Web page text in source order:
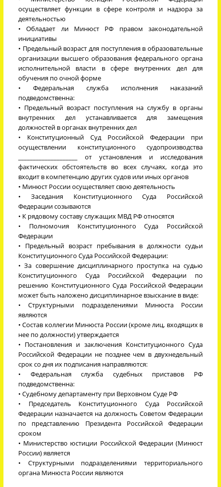
осуществляет функции в сфере контроля и надзора за
деятельностью
• Обладает ли Минюст РФ правом законодательной
инициативы
• Предельный возраст для поступления в образовательные
организации высшего образования федерального органа
исполнительной власти в сфере внутренних дел для
обучения по очной форме
• Федеральная служба исполнения наказаний
подведомственна:
• Предельный возраст поступления на службу в органы
внутренних дел устанавливается для замещения
должностей в органах внутренних дел
• Конституционный Суд Российской Федерации при
осуществлении конституционного судопроизводства
____________________ от установления и исследования
фактических обстоятельств во всех случаях, когда это
входит в компетенцию других судов или иных органов
• Минюст России осуществляет свою деятельность
• Заседания Конституционного Суда Российской
Федерации созываются
• К рядовому составу служащих МВД РФ относятся
• Полномочия Конституционного Суда Российской
Федерации
• Предельный возраст пребывания в должности судьи
Конституционного Суда Российской Федерации:
• За совершение дисциплинарного проступка на судью
Конституционного Суда Российской Федерации по
решению Конституционного Суда Российской Федерации
может быть наложено дисциплинарное взыскание в виде:
• Структурными подразделениями Минюста России
являются
• Состав коллегии Минюста России (кроме лиц, входящих в
нее по должности) утверждается
• Постановления и заключения Конституционного Суда
Российской Федерации не позднее чем в двухнедельный
срок со дня их подписания направляются:
• Федеральная служба судебных приставов РФ
подведомственна:
• Судебному департаменту при Верховном Суде РФ
• Председатель Конституционного Суда Российской
Федерации назначается на должность Советом Федерации
по представлению Президента Российской Федерации
сроком
• Министерство юстиции Российской Федерации (Минюст
России) является
• Структурными подразделениями территориального
органа Минюста России являются